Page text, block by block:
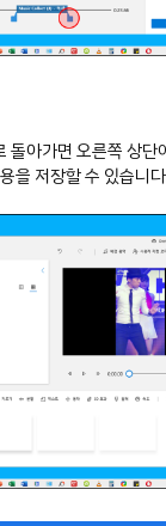
돌아가면 오른쪽 상단
을 저장할 수 있습니